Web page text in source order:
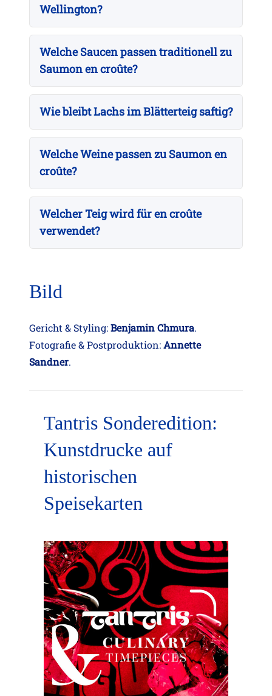
Wellington?
Welche Saucen passen traditionell zu
Saumon en croûte?
Wie bleibt Lachs im Blätterteig saftig?
Welche Weine passen zu Saumon en
croûte?
Welcher Teig wird für en croûte
verwendet?
Bild
Gericht & Styling:Benjamin Chmura.
Fotografie & Postproduktion:Annette
Sandner.
Tantris Sonderedition:
Kunstdrucke auf
historischen
Speisekarten